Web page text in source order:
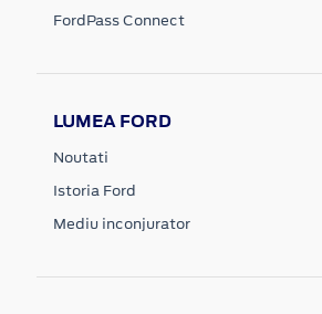
FordPass Connect
LUMEA FORD
Noutati
Istoria Ford
Mediu inconjurator